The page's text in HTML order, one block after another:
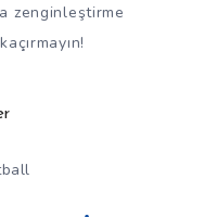
zenginleştirme